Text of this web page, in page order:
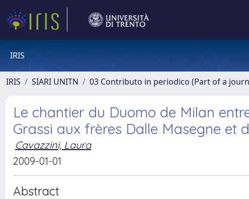
IRIS
IRIS SIARI UNITN 03 Contributo in periodico (Part of a
Le chantier du Duomo de Milan
Grassi aux frères Dalle Masegne et
Cavazzini, Laura
2009-01-01
Abstract